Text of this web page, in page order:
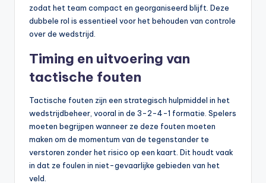
zodat het team compact en georganiseerd blijft. Deze
dubbele rol is essentieel voor het behouden van controle
over de wedstrijd.
Timing en uitvoering van
tactische fouten
Tactische fouten zijn een strategisch hulpmiddel in het
wedstrijdbeheer, vooral in de 3-2-4-1 formatie. Spelers
moeten begrijpen wanneer ze deze fouten moeten
maken om de momentum van de tegenstander te
verstoren zonder het risico op een kaart. Dit houdt vaak
in dat ze foulen in niet-gevaarlijke gebieden van het
veld.